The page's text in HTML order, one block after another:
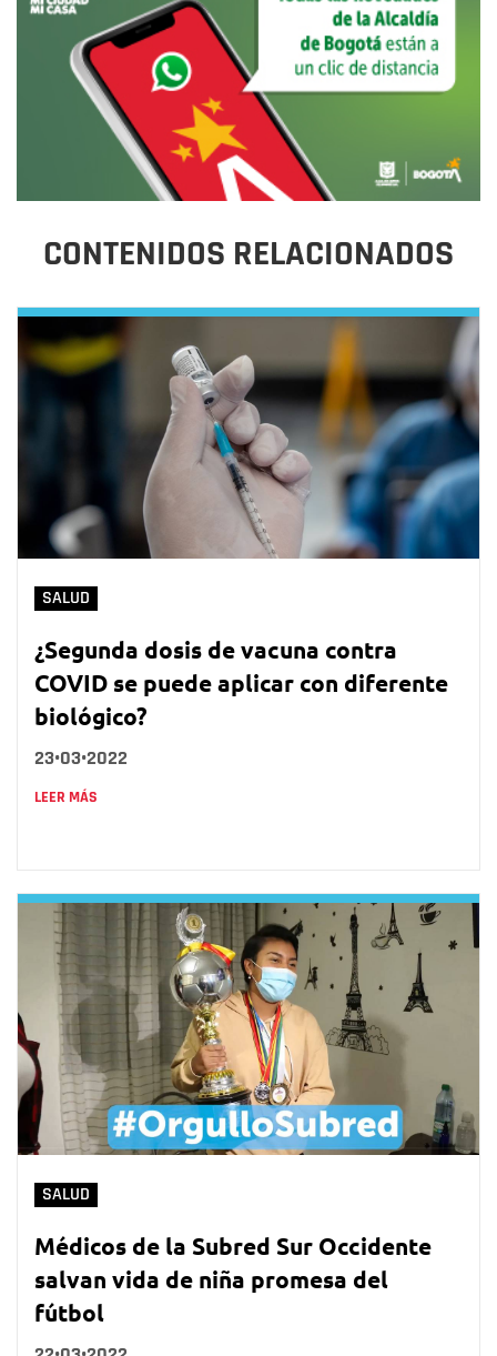
CONTENIDOS RELACIONADOS
SALUD
¿Segunda dosis de vacuna contra
COVID se puede aplicar con diferente
biológico?
23•03•2022
LEER MÁS
SALUD
Médicos de la Subred Sur Occidente
salvan vida de niña promesa del
fútbol